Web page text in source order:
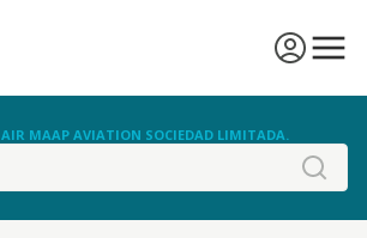
AIR MAAP AVIATION SOCIEDAD LIMITADA.